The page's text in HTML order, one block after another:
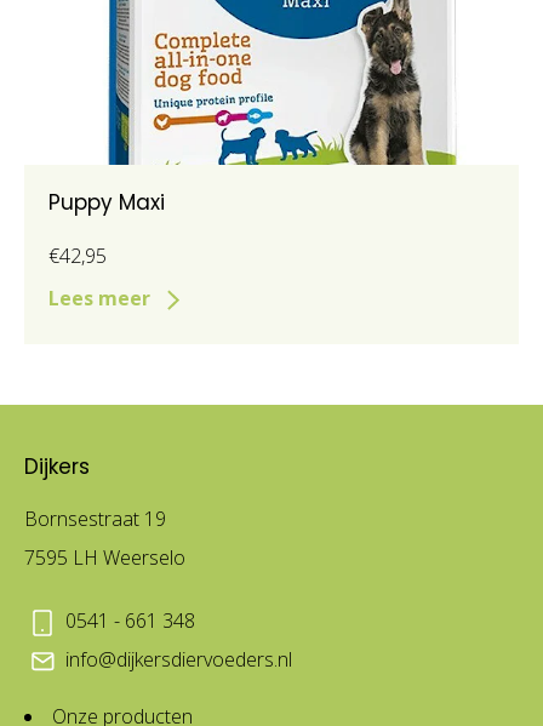
Puppy Maxi
€42,95
Lees meer
Dijkers
Bornsestraat 19
7595 LH Weerselo
0541 - 661 348
info@dijkersdiervoeders.nl
Onze producten